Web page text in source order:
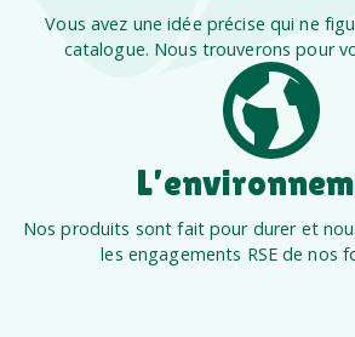
Vous avez une idée précise qui ne
catalogue. Nous trouverons pour
Nos produits sont fait pour durer et
les engagements RSE de nos